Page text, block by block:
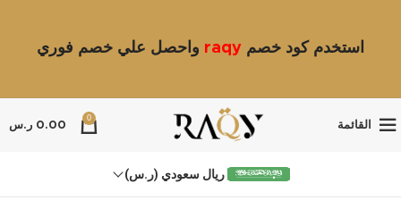
استخدم كود خصم raqy واحصل علي خصم فوري
القائمة
0
0.00 ر.س
ريال سعودي (ر.س)